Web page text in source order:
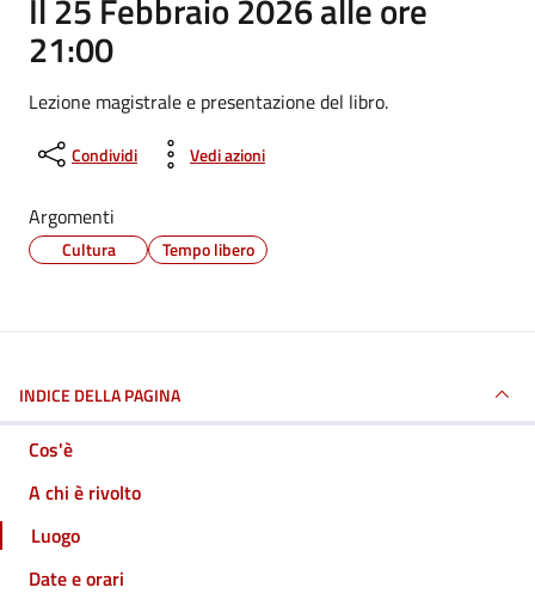
Il 25 Febbraio 2026 alle ore
21:00
Lezione magistrale e presentazione del libro.
Condividi Vedi azioni
Argomenti
Cultura Tempo libero
INDICE DELLA PAGINA
Cos'è
A chi è rivolto
Luogo
Date e orari